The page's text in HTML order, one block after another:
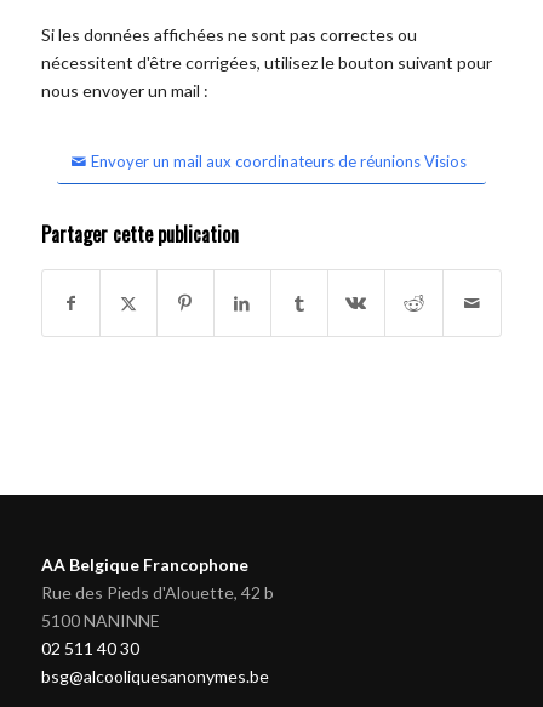
Si les données affichées ne sont pas correctes ou
nécessitent d'être corrigées, utilisez le bouton suivant pour
nous envoyer un mail :
Envoyer un mail aux coordinateurs de réunions Visios
Partager cette publication
AA Belgique Francophone
Rue des Pieds d'Alouette, 42 b
5100 NANINNE
02 511 40 30
bsg@alcooliquesanonymes.be